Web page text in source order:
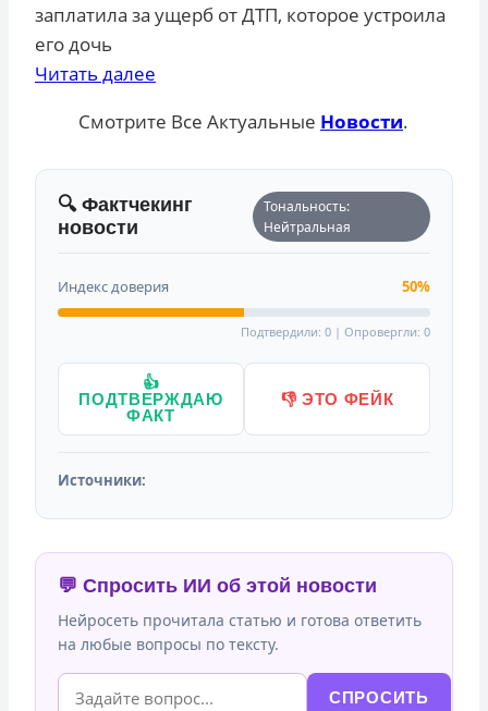
заплатила за ущерб от ДТП, которое устроила
его дочь
Читать далее
Смотрите Все Актуальные Новости.
🔍 Фактчекинг
новости
Тональность:
Нейтральная
Индекс доверия 50%
Подтвердили: 0 | Опровергли: 0
👍
ПОДТВЕРЖДАЮ
ФАКТ
👎 ЭТО ФЕЙК
Источники:
💬 Спросить ИИ об этой новости
Нейросеть прочитала статью и готова ответить
на любые вопросы по тексту.
СПРОСИТЬ